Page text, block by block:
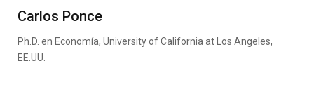
Carlos Ponce
Ph.D. en Economía, University of California at Los Angeles,
EE.UU.